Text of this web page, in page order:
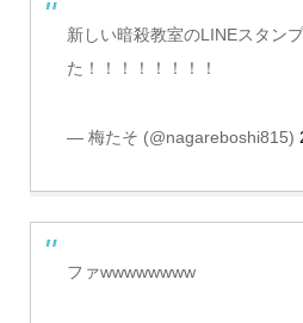
新しい暗殺教室のLINEスタン
た！！！！！！！！
— 梅たそ (@nagareboshi815)
ファwwwwwwww